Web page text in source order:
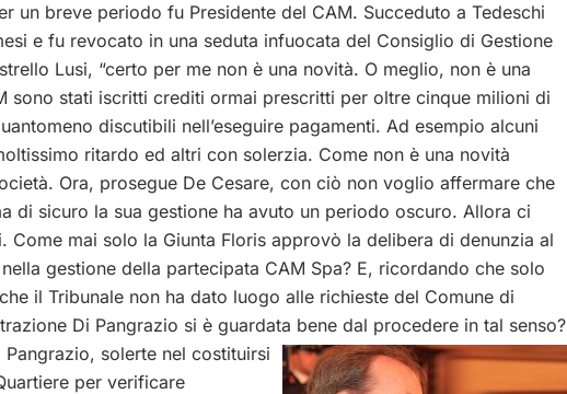
un breve periodo fu Presidente del CAM. Succeduto a Tedeschi
e fu revocato in una seduta infuocata del Consiglio di Gestione
Lusi, “certo per me non è una novità. O meglio, non è una
sono stati iscritti crediti ormai prescritti per oltre cinque milioni di
discutibili nell’eseguire pagamenti. Ad esempio alcuni
ritardo ed altri con solerzia. Come non è una novità
Ora, prosegue De Cesare, con ciò non voglio affermare che
di sicuro la sua gestione ha avuto un periodo oscuro. Allora ci
Come mai solo la Giunta Floris approvò la delibera di denunzia al
gestione della partecipata CAM Spa? E, ricordando che solo
il Tribunale non ha dato luogo alle richieste del Comune di
Di Pangrazio si è guardata bene dal procedere in tal senso?
Pangrazio, solerte nel costituirsi
per verificare